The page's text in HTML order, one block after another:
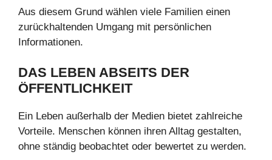
Aus diesem Grund wählen viele Familien einen
zurückhaltenden Umgang mit persönlichen
Informationen.
DAS LEBEN ABSEITS DER
ÖFFENTLICHKEIT
Ein Leben außerhalb der Medien bietet zahlreiche
Vorteile. Menschen können ihren Alltag gestalten,
ohne ständig beobachtet oder bewertet zu werden.